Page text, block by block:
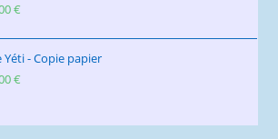
€
Yéti - Copie papier
€